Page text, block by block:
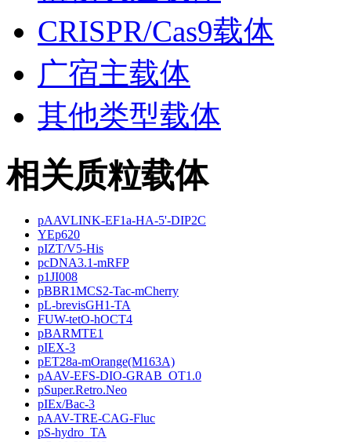
CRISPR/Cas9载体
广宿主载体
其他类型载体
相关质粒载体
pAAVLINK-EF1a-HA-5'-DIP2C
YEp620
pIZT/V5-His
pcDNA3.1-mRFP
p1JI008
pBBR1MCS2-Tac-mCherry
pL-brevisGH1-TA
FUW-tetO-hOCT4
pBARMTE1
pIEX-3
pET28a-mOrange(M163A)
pAAV-EFS-DIO-GRAB_OT1.0
pSuper.Retro.Neo
pIEx/Bac-3
pAAV-TRE-CAG-Fluc
pS-hydro_TA